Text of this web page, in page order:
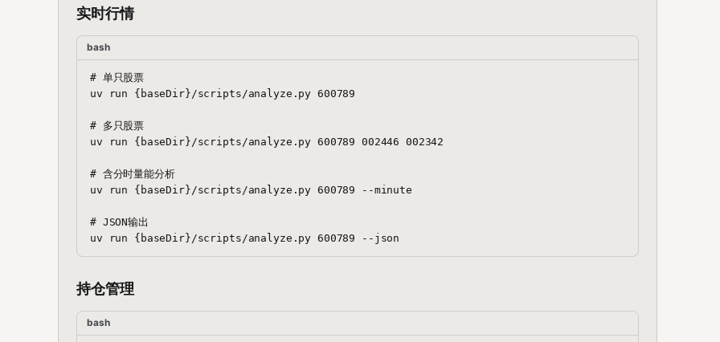
实时行情
bash
# 单只股票
uv run {baseDir}/scripts/analyze.py 600789
# 多只股票
uv run {baseDir}/scripts/analyze.py 600789 002446 002342
# 含分时量能分析
uv run {baseDir}/scripts/analyze.py 600789 --minute
# JSON输出
持仓管理
bash